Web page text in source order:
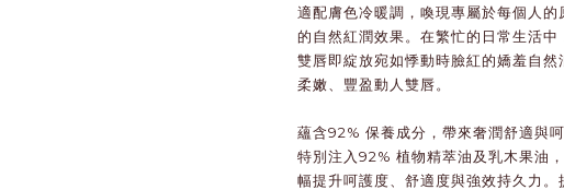
適配膚色冷暖調，喚現專屬於每個人
的自然紅潤效果。在繁忙的日常生活中
雙唇即綻放宛如悸動時臉紅的嬌羞自
柔嫩、豐盈動人雙唇。
蘊含92% 保養成分，帶來奢潤舒適與
特別注入92% 植物精萃油及乳木果油
幅提升呵護度、舒適度與強效持久力